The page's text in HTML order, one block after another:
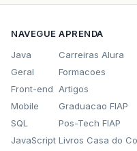
NAVEGUE
Java
Geral
Front-end
Mobile
SQL
JavaScript
APRENDA
Carreiras Alura
Formacoes
Artigos
Graduacao FIAP
Pos-Tech FIAP
Livros Casa do